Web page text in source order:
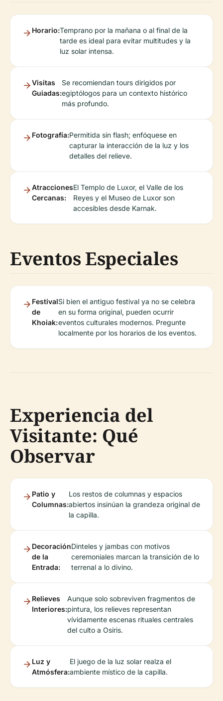
Horario:Temprano por la mañana o al final de la
tarde es ideal para evitar multitudes y la
luz solar intensa.
Visitas
Guiadas:
Se recomiendan tours dirigidos por
egiptólogos para un contexto histórico
más profundo.
Fotografía:Permitida sin flash; enfóquese en
capturar la interacción de la luz y los
detalles del relieve.
Atracciones
Cercanas:
El Templo de Luxor, el Valle de los
Reyes y el Museo de Luxor son
accesibles desde Karnak.
Eventos Especiales
Festival
de
Khoiak:
Si bien el antiguo festival ya no se celebra
en su forma original, pueden ocurrir
eventos culturales modernos. Pregunte
localmente por los horarios de los eventos.
Experiencia del
Visitante: Qué
Observar
Patio y
Columnas:
Los restos de columnas y espacios
abiertos insinúan la grandeza original de
la capilla.
Decoración
de la
Entrada:
Dinteles y jambas con motivos
ceremoniales marcan la transición de lo
terrenal a lo divino.
Relieves
Interiores:
Aunque solo sobreviven fragmentos de
pintura, los relieves representan
vívidamente escenas rituales centrales
del culto a Osiris.
Luz y
Atmósfera:
El juego de la luz solar realza el
ambiente místico de la capilla.